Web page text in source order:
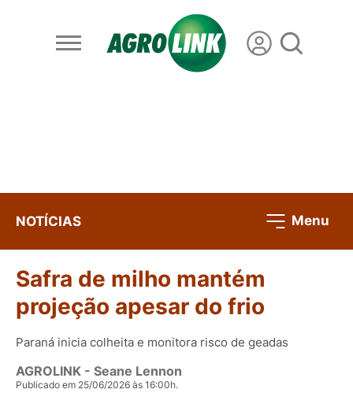
NOTÍCIAS Menu
Safra de milho mantém
projeção apesar do frio
Paraná inicia colheita e monitora risco de geadas
AGROLINK - Seane Lennon
Publicado em 25/06/2026 às 16:00h.